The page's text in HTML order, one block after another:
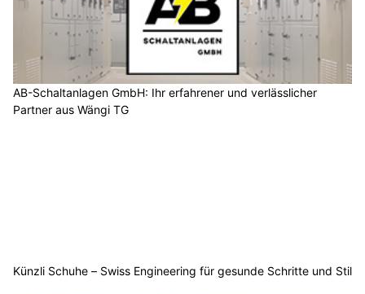
AB-Schaltanlagen GmbH: Ihr erfahrener und verlässlicher
Partner aus Wängi TG
Künzli Schuhe – Swiss Engineering für gesunde Schritte und Stil